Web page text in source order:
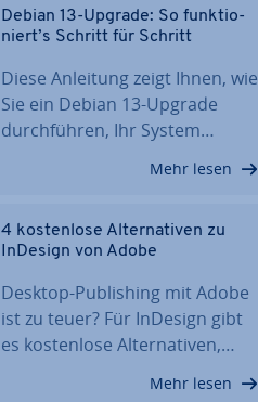
Debian 13-Upgrade: So funk­tio­
niert’s Schritt für Schritt
Diese Anleitung zeigt Ihnen, wie
Sie ein Debian 13-Upgrade
durch­füh­ren, Ihr System…
Mehr lesen
4 kos­ten­lo­se Al­ter­na­ti­ven zu
InDesign von Adobe
Desktop-Pu­bli­shing mit Adobe
ist zu teuer? Für InDesign gibt
es kos­ten­lo­se Al­ter­na­ti­ven,…
Mehr lesen